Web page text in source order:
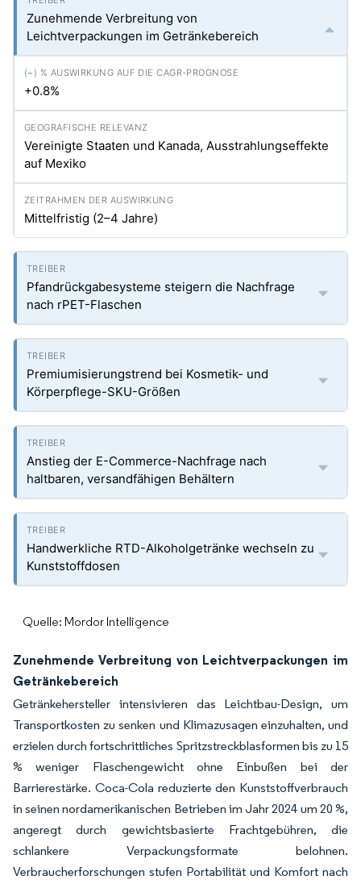
Zunehmende Verbreitung von
Leichtverpackungen im Getränkebereich
+0.8%
Vereinigte Staaten und Kanada, Ausstrahlungseffekte
auf Mexiko
Mittelfristig (2–4 Jahre)
Pfandrückgabesysteme steigern die Nachfrage
nach rPET-Flaschen
Premiumisierungstrend bei Kosmetik- und
Körperpflege-SKU-Größen
Anstieg der E-Commerce-Nachfrage nach
haltbaren, versandfähigen Behältern
Handwerkliche RTD-Alkoholgetränke wechseln zu
Kunststoffdosen
Quelle: Mordor Intelligence
Zunehmende Verbreitung von Leichtverpackungen im
Getränkebereich
Getränkehersteller intensivieren das Leichtbau-Design, um
Transportkosten zu senken und Klimazusagen einzuhalten, und
erzielen durch fortschrittliches Spritzstreckblasformen bis zu 15
% weniger Flaschengewicht ohne Einbußen bei der
Barrierestärke. Coca-Cola reduzierte den Kunststoffverbrauch
in seinen nordamerikanischen Betrieben im Jahr 2024 um 20 %,
angeregt durch gewichtsbasierte Frachtgebühren, die
schlankere Verpackungsformate belohnen.
Verbraucherforschungen stufen Portabilität und Komfort nach